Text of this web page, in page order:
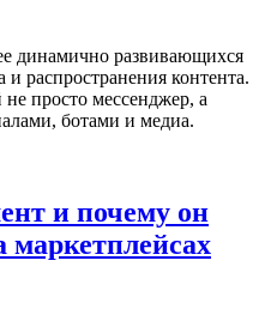
динамично развивающихся
распространения контента.
не просто мессенджер, а
ботами и медиа.
и почему он
маркетплейсах